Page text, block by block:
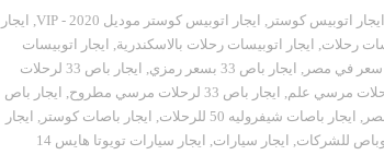
ايجار اتوبيس كوستر , ايجار اتوبيس كوستر موديل 2020 - VIP , ايجار
رحلات, ايجار اتوبيسات رحلات بالاسكندرية, ايجار اتوبيسات
, ايجار باص 33 بسعر رمزي ,
ايجار باص 33 لرحلات
, ايجار باص 33 لرحلات مرسي مطروح , ايجار باص
, ايجار باصات شيفروليه 50 للرحلات , ايجار باصات كوستر , ايجار
للشركات, ايجار سيارات,
ايجار سيارات تويوتا هايس 14